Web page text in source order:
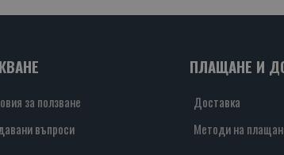
за ползване
въпроси
ПЛАЩАНЕ И
Доставка
Методи на